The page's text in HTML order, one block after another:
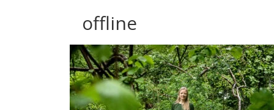
offline